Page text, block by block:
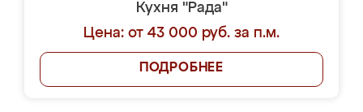
Кухня "Рада"
Цена: от 43 000 руб. за п.м.
ПОДРОБНЕЕ